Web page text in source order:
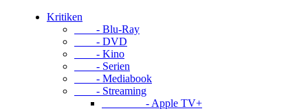
Kritiken
- Blu-Ray
- DVD
- Kino
- Serien
- Mediabook
- Streaming
- Apple TV+